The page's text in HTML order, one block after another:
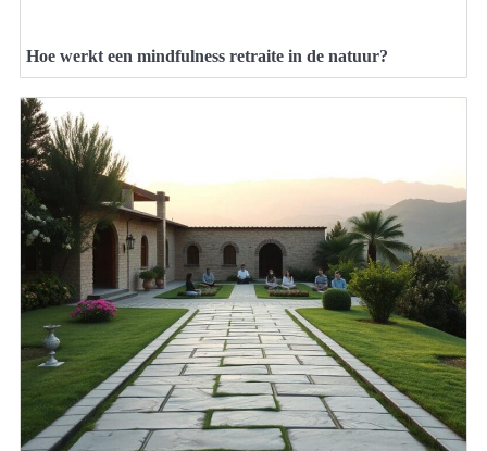
Hoe werkt een mindfulness retraite in de natuur?